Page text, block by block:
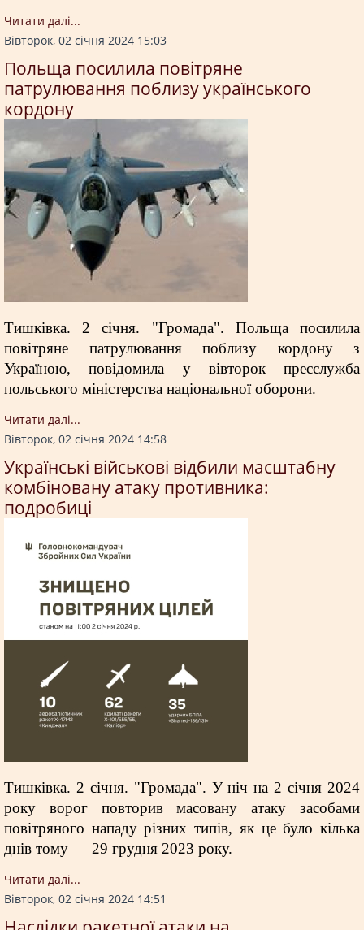
Читати далi...
Вівторок, 02 січня 2024 15:03
Польща посилила повітряне
патрулювання поблизу українського
кордону
Тишківка. 2 січня. "Громада". Польща посилила
повітряне патрулювання поблизу кордону з
Україною, повідомила у вівторок пресслужба
польського міністерства національної оборони.
Читати далi...
Вівторок, 02 січня 2024 14:58
Українські військові відбили масштабну
комбіновану атаку противника:
подробиці
Тишківка. 2 січня. "Громада". У ніч на 2 січня 2024
року ворог повторив масовану атаку засобами
повітряного нападу різних типів, як це було кілька
днів тому — 29 грудня 2023 року.
Читати далi...
Вівторок, 02 січня 2024 14:51